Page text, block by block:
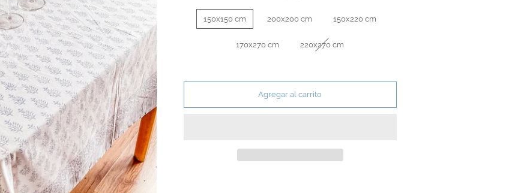
150x150 cm 200x200 cm 150x220 cm
170x270 cm 220x270 cm
Agregar al carrito